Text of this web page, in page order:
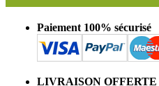
Paiement 100% sécurisé
LIVRAISON OFFERTE